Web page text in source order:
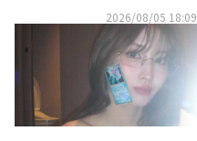
推しタイプ別調査の結果が明ら
2026/08/05 18:09